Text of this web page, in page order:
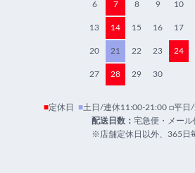
6 7 8 9 10
13 14 15 16 17
20 21 22 23 24
27 28 29 30
■定休日 ■土日/連休11:00-21:00 □平日
配送日数： 宅急便・メール
※店舗定休日以外、365日